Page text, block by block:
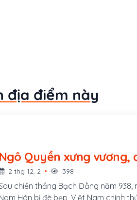
địa điểm này
Ngô Quyền xưng vương,
- ?)
2 thg 12, 2 398
chiến thắng Bạch Đằng năm 938,
Hán bị đè bẹp, Việt Nam chính